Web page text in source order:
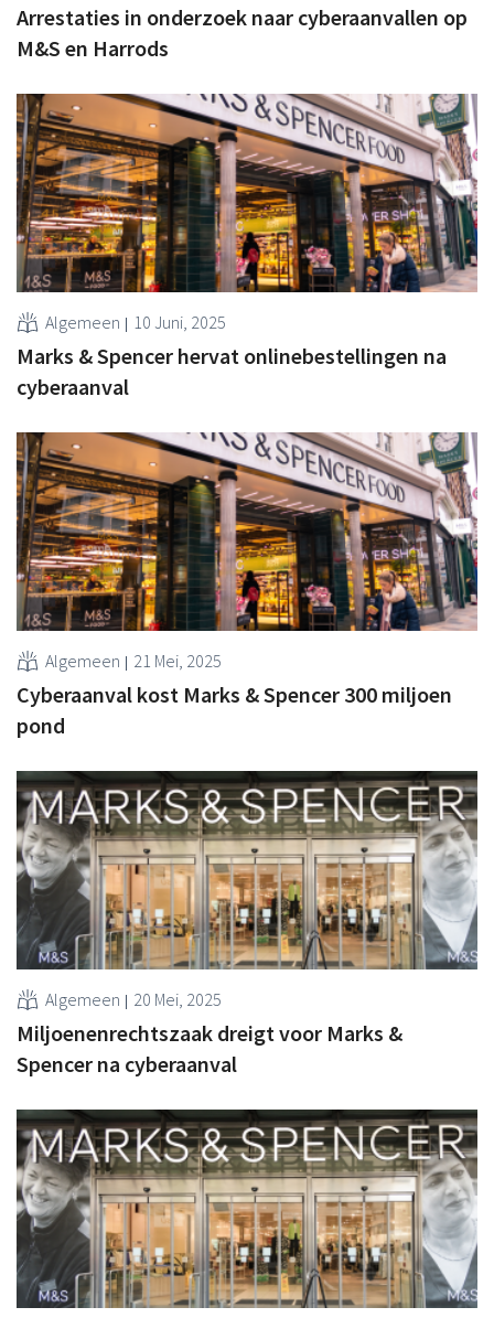
Arrestaties in onderzoek naar cyberaanvallen op
M&S en Harrods
Algemeen 10 Juni, 2025
Marks & Spencer hervat onlinebestellingen na
cyberaanval
Algemeen 21 Mei, 2025
Cyberaanval kost Marks & Spencer 300 miljoen
pond
Algemeen 20 Mei, 2025
Miljoenenrechtszaak dreigt voor Marks &
Spencer na cyberaanval